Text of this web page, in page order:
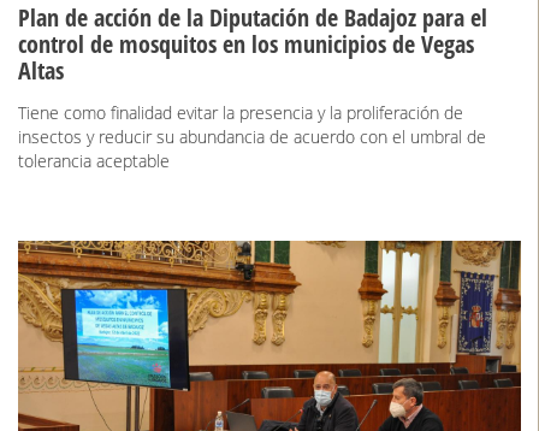
Plan de acción de la Diputación de Badajoz para el
control de mosquitos en los municipios de Vegas
Altas
Tiene como finalidad evitar la presencia y la proliferación de
insectos y reducir su abundancia de acuerdo con el umbral de
tolerancia aceptable